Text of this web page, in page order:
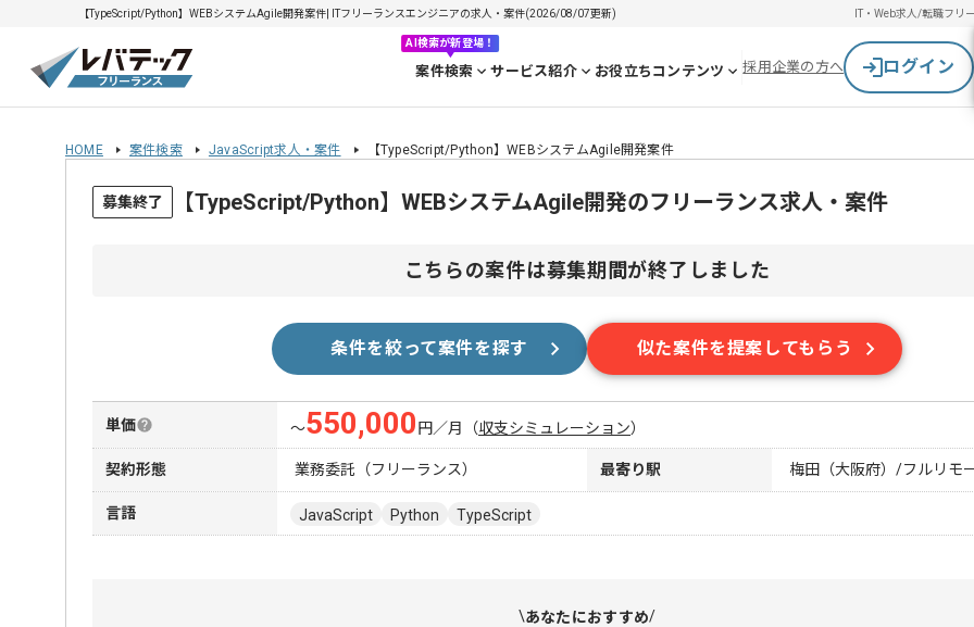
【TypeScript/Python】WEBシステムAgile開発案件| ITフリーランスエンジニアの求人・案件(2026/08/07更新) IT・Web求人/転職フリ
AI検索が新登場！
案件検索 サービス紹介 お役立ちコンテンツ 採用企業の方へ ログイン
HOME 案件検索 JavaScript求人・案件 【TypeScript/Python】WEBシステムAgile開発案件
募集終了 【TypeScript/Python】WEBシステムAgile開発のフリーランス求人・案件
こちらの案件は募集期間が終了しました
条件を絞って案件を探す 似た案件を提案してもらう
単価 〜550,000 円／月 （収支シミュレーション）
契約形態 業務委託（フリーランス） 最寄り駅 梅田（大阪府）/フルリモ
言語 JavaScript Python TypeScript
あなたにおすすめ